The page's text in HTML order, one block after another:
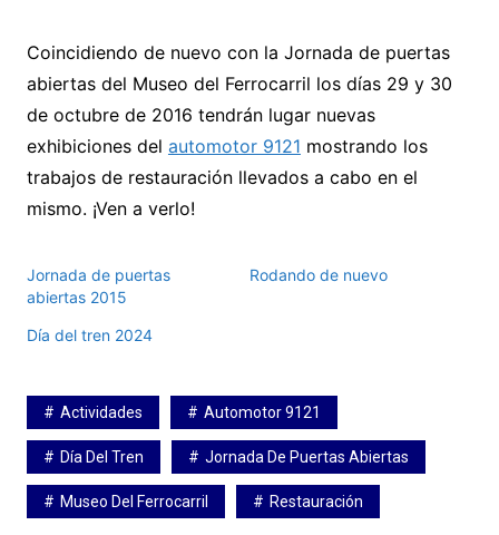
Coincidiendo de nuevo con la Jornada de puertas
abiertas del Museo del Ferrocarril los días 29 y 30
de octubre de 2016 tendrán lugar nuevas
exhibiciones del automotor 9121 mostrando los
trabajos de restauración llevados a cabo en el
mismo. ¡Ven a verlo!
Jornada de puertas
abiertas 2015
Rodando de nuevo
Día del tren 2024
Actividades Automotor 9121
Día Del Tren Jornada De Puertas Abiertas
Museo Del Ferrocarril Restauración